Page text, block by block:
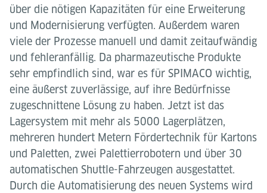
über die nötigen Kapazitäten für eine Erweiterung
und Modernisierung verfügten. Außerdem waren
viele der Prozesse manuell und damit zeitaufwändig
und fehleranfällig. Da pharmazeutische Produkte
sehr empfindlich sind, war es für SPIMACO wichtig,
eine äußerst zuverlässige, auf ihre Bedürfnisse
zugeschnittene Lösung zu haben. Jetzt ist das
Lagersystem mit mehr als 5000 Lagerplätzen,
mehreren hundert Metern Fördertechnik für Kartons
und Paletten, zwei Palettierrobotern und über 30
automatischen Shuttle-Fahrzeugen ausgestattet.
Durch die Automatisierung des neuen Systems wird